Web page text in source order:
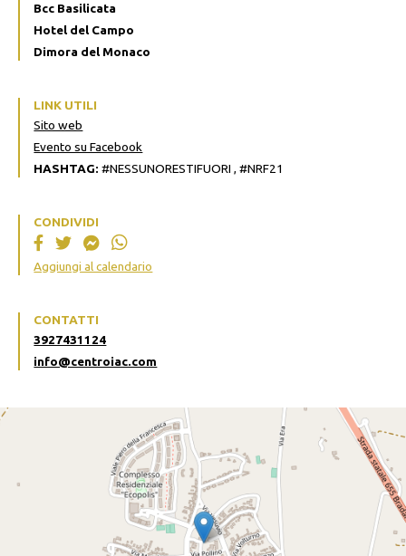
Bcc Basilicata
Hotel del Campo
Dimora del Monaco
LINK UTILI
Sito web
Evento su Facebook
HASHTAG: #NESSUNORESTIFUORI , #NRF21
CONDIVIDI
Aggiungi al calendario
CONTATTI
3927431124
info@centroiac.com